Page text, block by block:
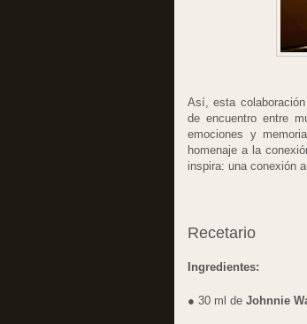
Así, esta
de encuentro entre
emociones y
homenaje a la
inspira: una conexión
Recetario
Ingredientes:
● 30 ml de Johnnie